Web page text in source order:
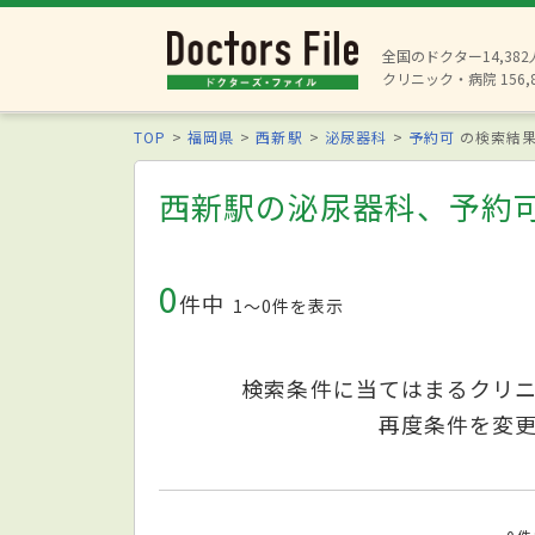
全国のドクター14,382
クリニック・病院
TOP 福岡県 西新駅 泌尿器科 予約可 の検索結
西新駅の泌尿器科、予約
0件中 1〜0件を表示
検索条件に当てはまるクリ
再度条件を変